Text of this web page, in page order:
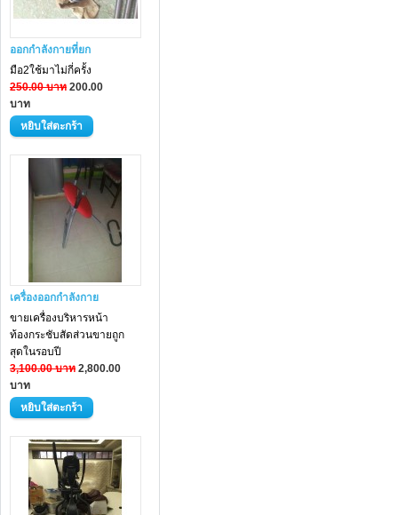
ออกกำลังกายที่ยก
มือ2ใช้มาไม่กี่ครั้ง
250.00 บาท 200.00
บาท
เครื่องออกกำลังกาย
ขายเครื่องบริหารหน้า
ท้องกระชับสัดส่วนขายถูก
สุดในรอบปี
3,100.00 บาท 2,800.00
บาท